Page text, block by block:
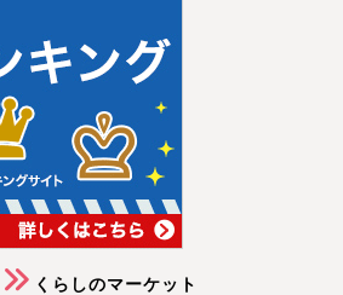
くらしのマーケット